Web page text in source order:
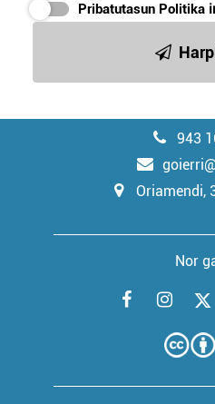
Pribatutasun Politika
943
Oriamendi,
Nor